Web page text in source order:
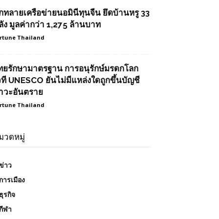
ทลายเครือข่ายนอมินีทุนจีน ยึดบ้านหรู 33
ง มูลค่ากว่า 1,275 ล้านบาท
Thailand
ยรักษามาตรฐาน การอนุรักษ์มรดกโลก
ที UNESCO ยันไม่มีแหล่งใดถูกขึ้นบัญชี
วะอันตราย
Thailand
วดหมู่
าว
ารเมือง
ธุรกิจ
ฬา